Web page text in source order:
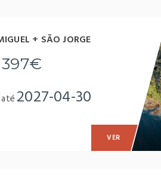
+ SÃO JORGE
397€
2027-04-30
VER